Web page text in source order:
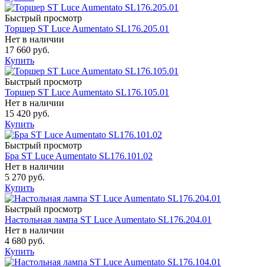
Быстрый просмотр
Торшер ST Luce Aumentato SL176.205.01
Нет в наличии
17 660 руб.
Купить
Быстрый просмотр
Торшер ST Luce Aumentato SL176.105.01
Нет в наличии
15 420 руб.
Купить
Быстрый просмотр
Бра ST Luce Aumentato SL176.101.02
Нет в наличии
5 270 руб.
Купить
Быстрый просмотр
Настольная лампа ST Luce Aumentato SL176.204.01
Нет в наличии
4 680 руб.
Купить